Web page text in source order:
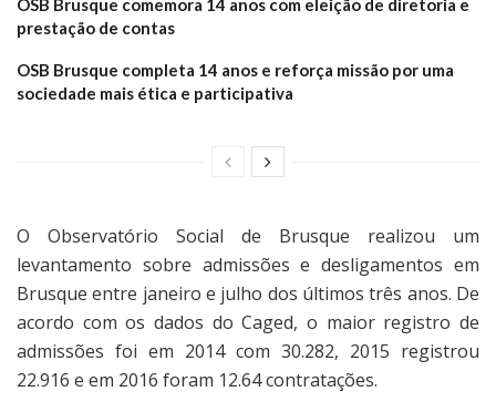
OSB Brusque comemora 14 anos com eleição de diretoria e
prestação de contas
OSB Brusque completa 14 anos e reforça missão por uma
sociedade mais ética e participativa
O Observatório Social de Brusque realizou um
levantamento sobre admissões e desligamentos em
Brusque entre janeiro e julho dos últimos três anos. De
acordo com os dados do Caged, o maior registro de
admissões foi em 2014 com 30.282, 2015 registrou
22.916 e em 2016 foram 12.64 contratações.